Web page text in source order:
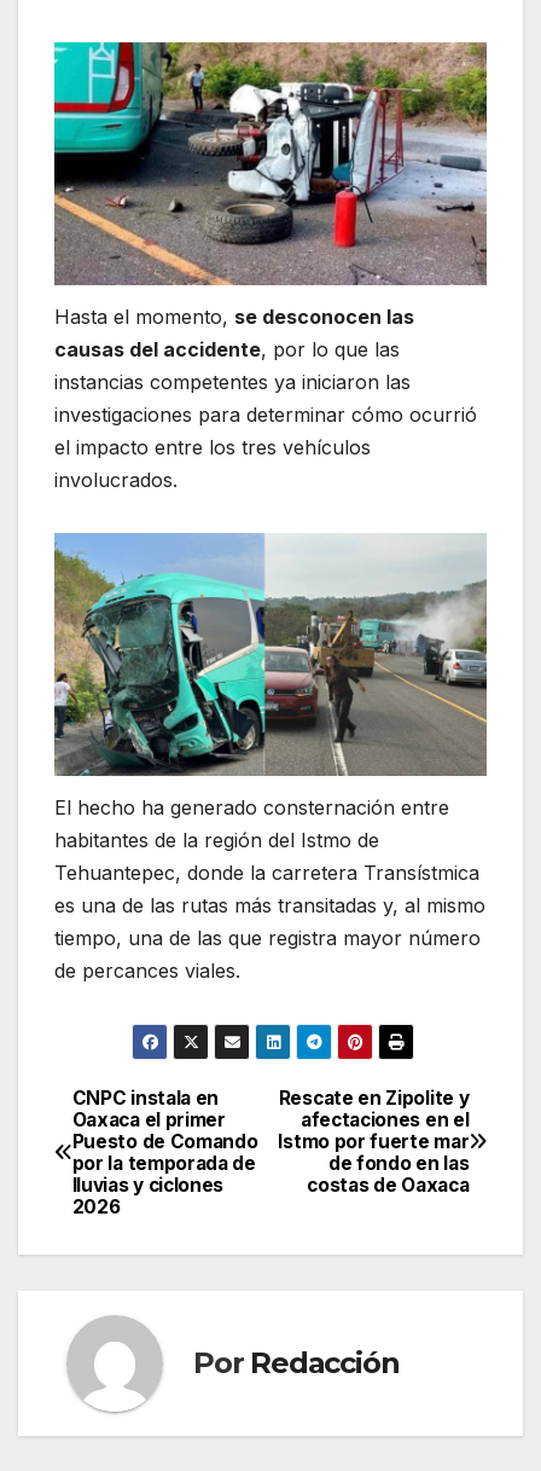
Hasta el momento, se desconocen las
causas del accidente, por lo que las
instancias competentes ya iniciaron las
investigaciones para determinar cómo ocurrió
el impacto entre los tres vehículos
involucrados.
El hecho ha generado consternación entre
habitantes de la región del Istmo de
Tehuantepec, donde la carretera Transístmica
es una de las rutas más transitadas y, al mismo
tiempo, una de las que registra mayor número
de percances viales.
Navegación
de
entradas
Rescate en Zipolite y
afectaciones en el
Istmo por fuerte mar
de fondo en las
costas de Oaxaca
CNPC instala en
Oaxaca el primer
Puesto de Comando
por la temporada de
lluvias y ciclones
2026
Por Redacción